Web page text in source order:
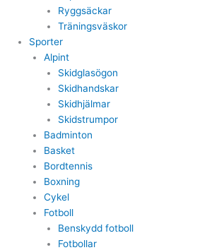
Ryggsäckar
Träningsväskor
Sporter
Alpint
Skidglasögon
Skidhandskar
Skidhjälmar
Skidstrumpor
Badminton
Basket
Bordtennis
Boxning
Cykel
Fotboll
Benskydd fotboll
Fotbollar